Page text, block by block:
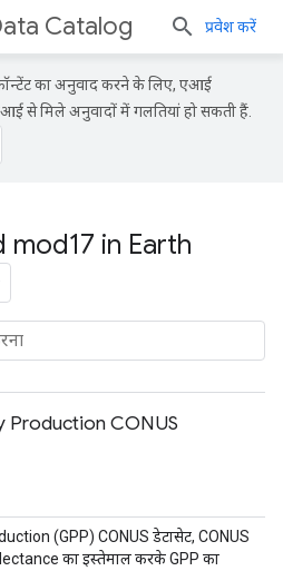
Catalog प्रवेश करें
का अनुवाद करने के लिए, एआई
से मिले अनुवादों में गलतियां हो सकती हैं.
in Earth
Production CONUS
(GPP) CONUS डेटासेट, CONUS
का इस्तेमाल करके GPP का